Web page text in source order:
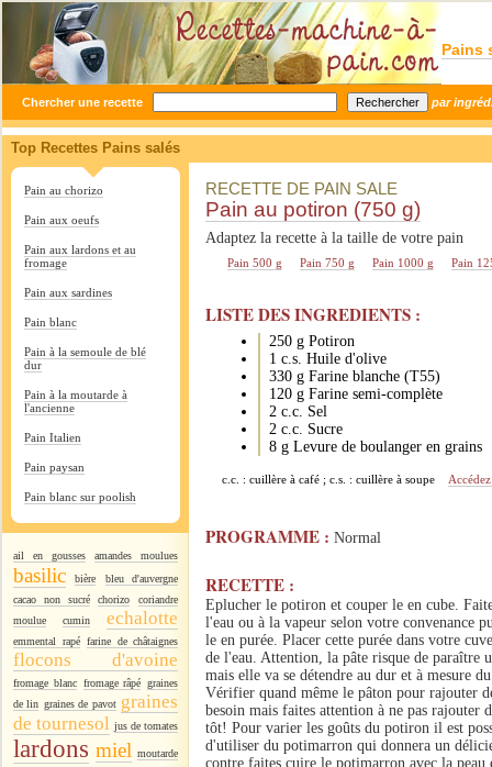
Pains
Chercher une recette par
Top Recettes Pains salés
Pain au chorizo
Pain aux oeufs
Pain aux lardons et au
fromage
Pain aux sardines
Pain blanc
Pain à la semoule de blé
dur
Pain à la moutarde à
l'ancienne
Pain Italien
Pain paysan
Pain blanc sur poolish
ail en gousses amandes moulues
basilic bière
bleu d'auvergne
cacao non sucré
chorizo
coriandre
moulue
cumin echalotte
emmental rapé farine de châtaignes
flocons d'avoine
fromage blanc fromage râpé graines
de lin graines de pavot graines
de tournesol jus de tomates
lardons miel moutarde
RECETTE DE PAIN SALE
Pain au potiron (750 g)
Adaptez la recette à la taille de votre pain
Pain 500 g Pain 750 g Pain 1000 g Pain
LISTE DES INGREDIENTS :
250 g Potiron
1 c.s. Huile d'olive
330 g Farine blanche (T55)
120 g Farine semi-complète
2 c.c. Sel
2 c.c. Sucre
8 g Levure de boulanger en grains
c.c. : cuillère à café ; c.s. : cuillère à soupe
PROGRAMME : Normal
RECETTE :
Eplucher le potiron et couper le en cube.
l'eau ou à la vapeur selon votre convenance
le en purée. Placer cette purée dans votre
de l'eau. Attention, la pâte risque de paraître
mais elle va se détendre au dur et à mesure
Vérifier quand même le pâton pour rajouter
besoin mais faites attention à ne pas rajouter
tôt! Pour varier les goûts du potiron il est
d'utiliser du potimarron qui donnera un
contre faites cuire le potimarron avec la peau